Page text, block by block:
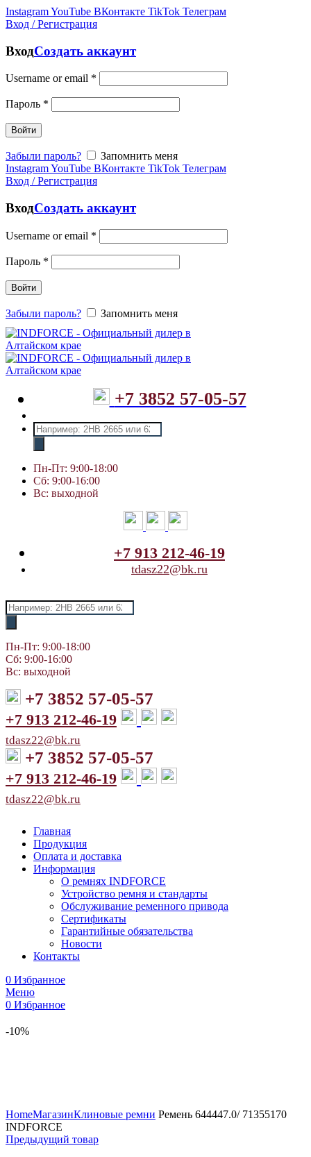
InstagramYouTube ВКонтакте TikTok Телеграм
Вход / Регистрация
ВходСоздать аккаунт
Username or email *
Пароль *
Войти
Забыли пароль?
Запомнить меня
InstagramYouTube ВКонтакте TikTok Телеграм
Вход / Регистрация
ВходСоздать аккаунт
Username or email *
Пароль *
Войти
Забыли пароль? Запомнить меня
+7 3852 57-05-57
Поиск
товаров
Пн-Пт: 9:00-18:00
Сб: 9:00-16:00
Вс: выходной
+7 913 212-46-19
tdasz22@bk.ru
Поиск
товаров
Пн-Пт: 9:00-18:00
Сб: 9:00-16:00
Вс: выходной
+7 3852 57-05-57
+7 913 212-46-19
tdasz22@bk.ru
+7 3852 57-05-57
+7 913 212-46-19
tdasz22@bk.ru
Главная
Продукция
Оплата и доставка
Информация
О ремнях INDFORCE
Устройство ремня и стандарты
Обслуживание ременного привода
Сертификаты
Гарантийные обязательства
Новости
Контакты
0 Избранное
Меню
0 Избранное
-10%
HomeМагазинКлиновые ремни Ремень 644447.0/ 71355170
INDFORCE
Предыдущий товар